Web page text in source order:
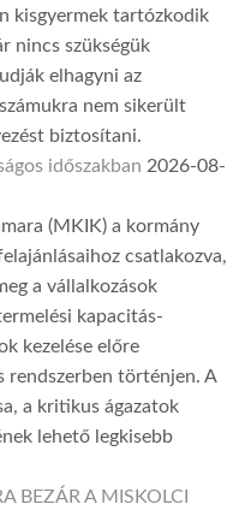
kisgyermek tartózkodik
nincs szükségük
elhagyni az
nem sikerült
biztosítani.
időszakban 2026-08-
(MKIK) a kormány
csatlakozva,
a vállalkozások
kapacitás-
kezelése előre
rendszerben történjen. A
a kritikus ágazatok
lehető legkisebb
BEZÁR A MISKOLCI